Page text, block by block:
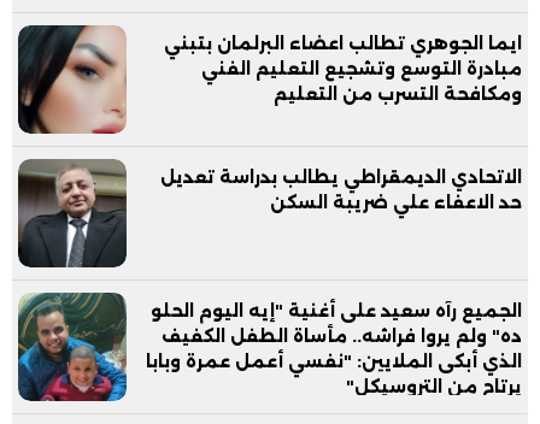
ايما الجوهري تطالب اعضاء البرلمان بتبني
مبادرة التوسع وتشجيع التعليم الفني
ومكافحة التسرب من التعليم
الاتحادي الديمقراطي يطالب بدراسة تعديل
حد الاعفاء علي ضريبة السكن
الجميع رآه سعيد على أغنية "إيه اليوم الحلو
ده" ولم يروا فراشه.. مأساة الطفل الكفيف
الذي أبكى الملايين: "نفسي أعمل عمرة وبابا
يرتاح من التروسيكل"